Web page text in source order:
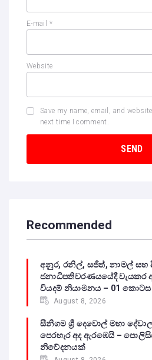
E-mail *
Website
Save my name, email, and
next time I comment.
Recommended
අනුර, රනිල්, සජිත්, නාමල් සහ
ජනාධිපතිවරණයයේදී වැයකර
වියදම් නියාමනය – 01 කොටස
August 8, 2026
සීනිගම ශ්‍රී දෙවොල් මහා
පෙරහැර අද ඇරඹෙයි –
නිවේදනයක්